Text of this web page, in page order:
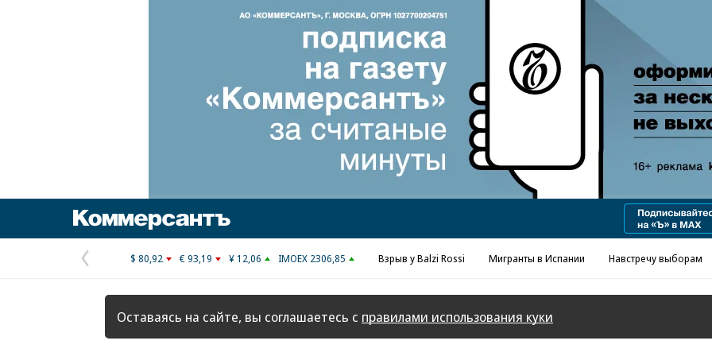
Реклама в «Ъ» www.kommersant.ru/ad
Предыдущая
страница
$ 80,92 € 93,19 ¥ 12,06 IMOEX 2306,85 Взрыв у Balzi Rossi Мигранты в Испании Навстречу выборам
Оставаясь на сайте, вы соглашаетесь с правилами использования куки